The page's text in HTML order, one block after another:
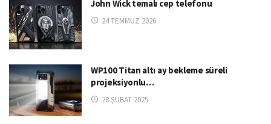
John Wick temalı cep telefonu
24 TEMMUZ 2026
WP100 Titan altı ay bekleme süreli
projeksiyonlu…
28 ŞUBAT 2025